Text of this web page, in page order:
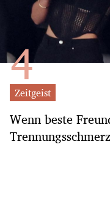
Zeitgeist
Wenn beste
Trennungsschmerz